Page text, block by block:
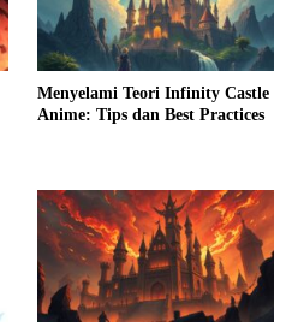
Menyelami Teori Infinity Castle
Anime: Tips dan Best Practices